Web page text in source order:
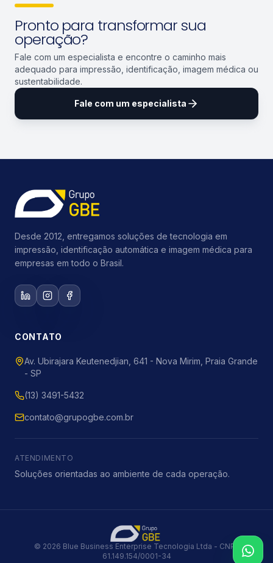
Pronto para transformar sua
operação?
Fale com um especialista e encontre o caminho mais
adequado para impressão, identificação, imagem médica ou
sustentabilidade.
Fale com um especialista
Desde 2012, entregamos soluções de tecnologia em
impressão, identificação automática e imagem médica para
empresas em todo o Brasil.
CONTATO
Av. Ubirajara Keutenedjian, 641 - Nova Mirim, Praia Grande
- SP
(13) 3491-5432
contato@grupogbe.com.br
ATENDIMENTO
Soluções orientadas ao ambiente de cada operação.
© 2026 Blue Business Enterprise Tecnologia Ltda - CNPJ
61.149.154/0001-34